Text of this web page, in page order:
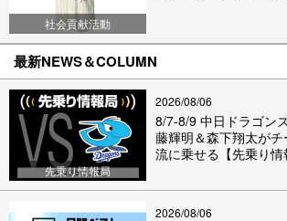
社会貢献活動
最新NEWS＆COLUMN
先乗り情報局
2026/08/06
8/7-8/9 中日ドラゴン
藤輝明＆森下翔太が
流に乗せる【先乗り情
2026/08/06